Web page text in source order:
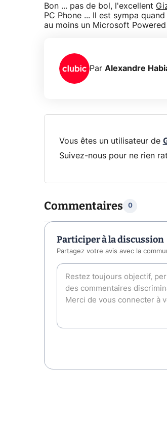
Bon ... pas de bol, l'excellent
PC Phone ... Il est sympa
au moins un Microsoft Powered
Par Alexandre
Vous êtes un utilisateur de
Suivez-nous pour ne rien
Commentaires 0
Participer à la discussion
Partagez votre avis avec la